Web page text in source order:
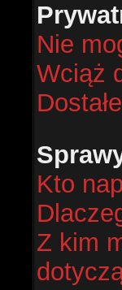
Nie
Wciąż
Kto
Z kim